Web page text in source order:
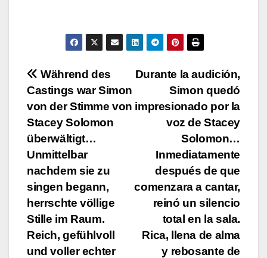
Post
navigation
Durante la audición,
Simon quedó
impresionado por la
voz de Stacey
Solomon…
Inmediatamente
después de que
comenzara a cantar,
reinó un silencio
total en la sala.
Rica, llena de alma
y rebosante de
Während des
Castings war Simon
von der Stimme von
Stacey Solomon
überwältigt…
Unmittelbar
nachdem sie zu
singen begann,
herrschte völlige
Stille im Raum.
Reich, gefühlvoll
und voller echter